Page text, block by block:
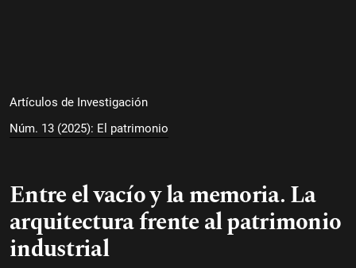
Artículos de Investigación
Núm. 13 (2025): El patrimonio
Entre el vacío y la memoria. La
arquitectura frente al patrimonio
industrial